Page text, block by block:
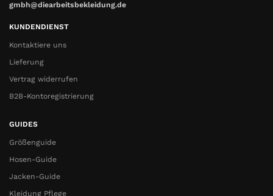
gmbh@diearbeitsbekleidung.de
KUNDENDIENST
Kontaktiere uns
Lieferung
Vertrag widerrufen
B2B-Kontoregistrierung
GUIDES
Größenguide
Hosen-Guide
Jacken-Guide
Kleidung Pflege